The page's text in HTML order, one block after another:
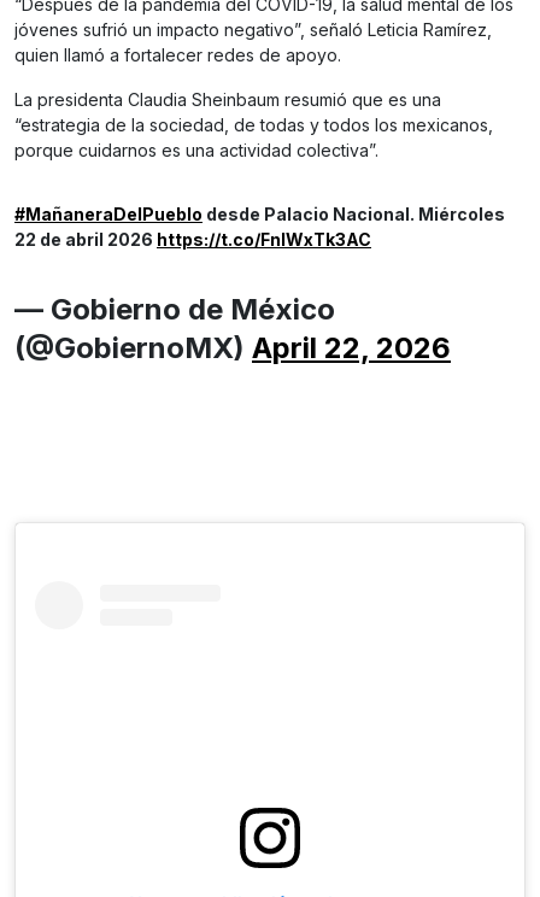
“Después de la pandemia del COVID-19, la salud mental de los
jóvenes sufrió un impacto negativo”, señaló Leticia Ramírez,
quien llamó a fortalecer redes de apoyo.
La presidenta Claudia Sheinbaum resumió que es una
“estrategia de la sociedad, de todas y todos los mexicanos,
porque cuidarnos es una actividad colectiva”.
#MañaneraDelPueblo desde Palacio Nacional. Miércoles
22 de abril 2026 https://t.co/FnIWxTk3AC
— Gobierno de México
(@GobiernoMX) April 22, 2026